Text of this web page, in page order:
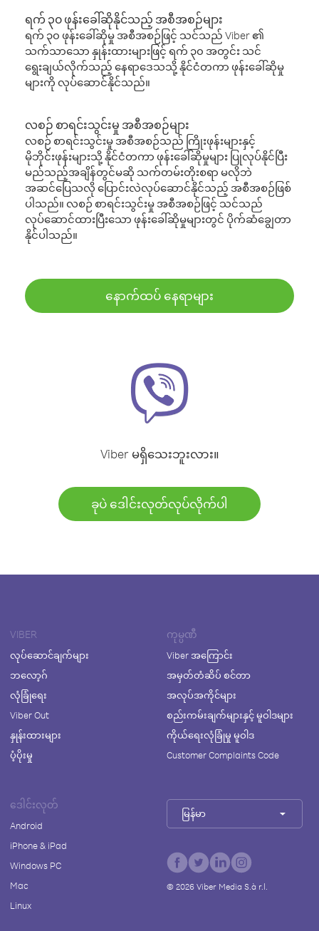
ရက် ၃၀ ဖုန်းခေါ်ဆိုနိုင်သည့် အစီအစဉ်များ
ရက် ၃၀ ဖုန်းခေါ်ဆိုမှု အစီအစဉ်ဖြင့် သင်သည် Viber ၏
သက်သာသော နှုန်းထားများဖြင့် ရက် ၃၀ အတွင်း သင်
ရွေးချယ်လိုက်သည့် နေရာဒေသသို့ နိုင်ငံတကာ ဖုန်းခေါ်ဆိုမှု
များကို လုပ်ဆောင်နိုင်သည်။
လစဉ် စာရင်းသွင်းမှု အစီအစဉ်များ
လစဉ် စာရင်းသွင်းမှု အစီအစဉ်သည် ကြိုးဖုန်းများနှင့်
မိုဘိုင်းဖုန်းများသို့ နိုင်ငံတကာ ဖုန်းခေါ်ဆိုမှုများ ပြုလုပ်နိုင်ပြီး
မည်သည့်အချိန်တွင်မဆို သက်တမ်းတိုးစရာ မလိုဘဲ
အဆင်ပြေသလို ပြောင်းလဲလုပ်ဆောင်နိုင်သည့် အစီအစဉ်ဖြစ်
ပါသည်။ လစဉ် စာရင်းသွင်းမှု အစီအစဉ်ဖြင့် သင်သည်
လုပ်ဆောင်ထားပြီးသော ဖုန်းခေါ်ဆိုမှုများတွင် ပိုက်ဆံချွေတာ
နိုင်ပါသည်။
နောက်ထပ် နေရာများ
Viber မရှိသေးဘူးလား။
ခုပဲ ဒေါင်းလုတ်လုပ်လိုက်ပါ
VIBER
လုပ်ဆောင်ချက်များ
ဘလော့ဂ်
လုံခြုံရေး
Viber Out
နှုန်းထားများ
ပံ့ပိုးမှု
ကုမ္ပဏီ
Viber အကြောင်း
အမှတ်တံဆိပ် စင်တာ
အလုပ်အကိုင်များ
စည်းကမ်းချက်များနှင့် မူဝါဒများ
ကိုယ်ရေးလုံခြုံမှု မူဝါဒ
Customer Complaints Code
ဒေါင်းလုတ်
Android
iPhone & iPad
Windows PC
Mac
Linux
မြန်မာ
© 2026Viber Media S.à r.l.